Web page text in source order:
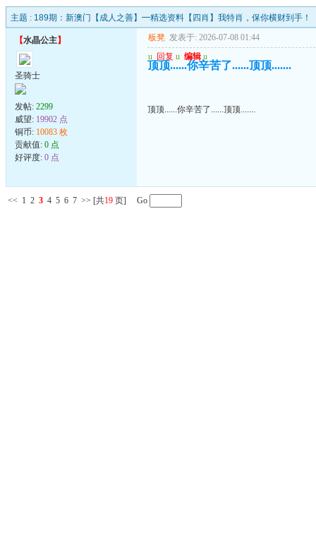
主题 : 189期：新澳门【成人之善】━精选资料【四肖】我特肖，保你横财到手！
【水晶公主】
圣骑士
发帖: 2299
威望: 19902 点
铜币: 10083 枚
贡献值: 0 点
好评度: 0 点
板凳 发表于: 2026-07-08 01:44
u 回复 u 编辑 u
顶顶......你辛苦了......顶顶.......
顶顶......你辛苦了......顶顶.......
<< 1 2 3 4 5 6 7 >> [共19 页] Go